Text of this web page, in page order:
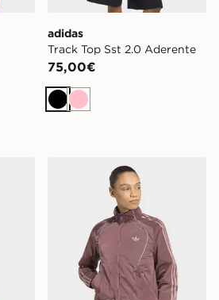
adidas
Track Top Sst 2.0 Aderente
75,00€
NeroRosa
Da Allenamento In Tessuto Con
adidas Tracktop Teamgeist